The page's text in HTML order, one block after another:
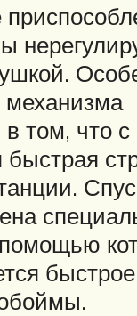
механизма
в том, что
быстрая
быстрое